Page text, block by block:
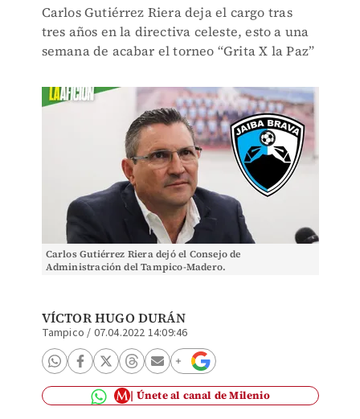
Carlos Gutiérrez Riera deja el cargo tras
tres años en la directiva celeste, esto a una
semana de acabar el torneo “Grita X la Paz”
Carlos Gutiérrez Riera dejó el Consejo de
Administración del Tampico-Madero.
VÍCTOR HUGO DURÁN
Tampico / 07.04.2022 14:09:46
Únete al canal de Milenio